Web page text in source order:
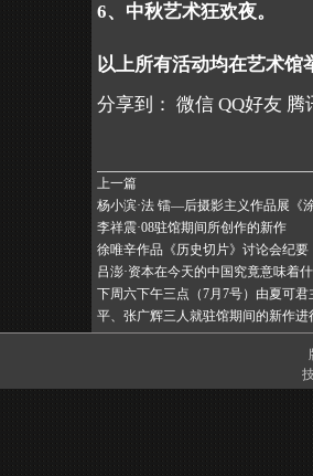
6、中秋艺术狂欢夜。
以上所有活动均在艺术馆
分享到： 微信 QQ好友 腾
上一篇
杨小滨·法 镭—后摄影主义作品展《
李祥震·08驻馆期间所创作的新作
徐唯辛作品《历史切片》讨论会纪要
吕澎·资本在今天的中国究竟意味着
下周六下午三点（7月7号）由夏可
平、张广辉三人就驻馆期间的新作进